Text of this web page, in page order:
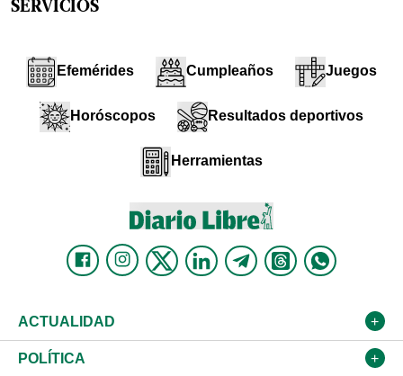
SERVICIOS
Efemérides Cumpleaños Juegos
Horóscopos Resultados deportivos
Herramientas
ACTUALIDAD
Nacional
POLÍTICA